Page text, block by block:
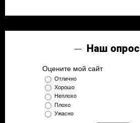
Наш опрос
Оцените мой сайт
Отлично
Хорошо
Неплохо
Плохо
Ужасно